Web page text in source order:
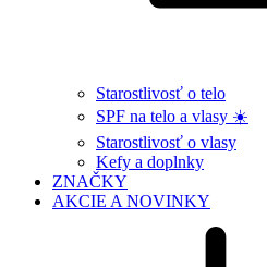
Starostlivosť o telo
SPF na telo a vlasy ☀️
Starostlivosť o vlasy
Kefy a doplnky
ZNAČKY
AKCIE A NOVINKY